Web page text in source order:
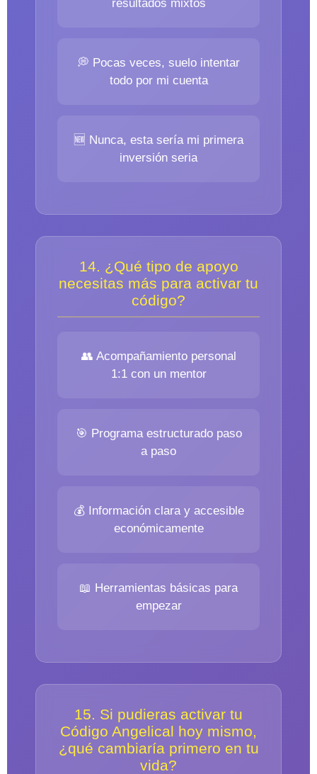
resultados mixtos
💭 Pocas veces, suelo intentar
todo por mi cuenta
🆕 Nunca, esta sería mi primera
inversión seria
14. ¿Qué tipo de apoyo
necesitas más para activar tu
código?
👥 Acompañamiento personal
1:1 con un mentor
🎯 Programa estructurado paso
a paso
💰 Información clara y accesible
económicamente
📖 Herramientas básicas para
empezar
15. Si pudieras activar tu
Código Angelical hoy mismo,
¿qué cambiaría primero en tu
vida?